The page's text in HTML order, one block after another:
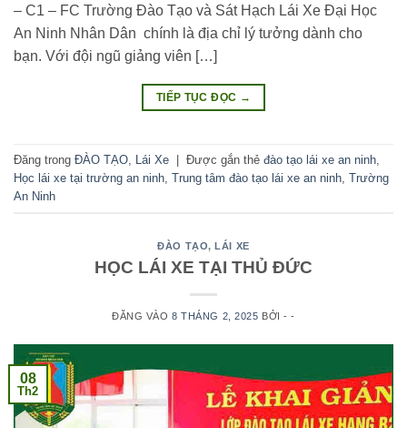
– C1 – FC Trường Đào Tạo và Sát Hạch Lái Xe Đại Học
An Ninh Nhân Dân chính là địa chỉ lý tưởng dành cho
bạn. Với đội ngũ giảng viên […]
TIẾP TỤC ĐỌC →
Đăng trong ĐÀO TẠO Lái Xe | Được gắn thẻ đào tạo lái xe an ninh
Học lái xe tại trường an ninh Trung tâm đào tạo lái xe an ninh Trường
An Ninh
ĐÀO TẠO, LÁI XE
HỌC LÁI XE TẠI THỦ ĐỨC
ĐĂNG VÀO8 THÁNG 2, 2025 BỞI- -
08
Th2